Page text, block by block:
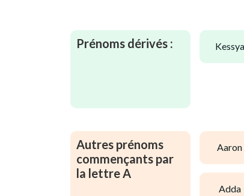
Prénoms dérivés : kessya
Autres prénoms
commençants par
la lettre A
aaron
adda